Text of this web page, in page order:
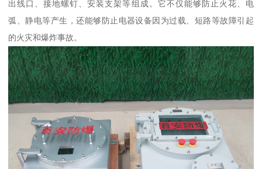
出线口、接地螺钉、安装支架等组成。它不仅能够防止火花、电
弧、静电等产生，还能够防止电器设备因为过载、短路等故障引起
的火灾和爆炸事故。